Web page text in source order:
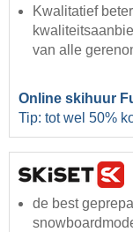
Kwalitatief
van alle
Online skihuur
Tip: tot wel 50%
de best